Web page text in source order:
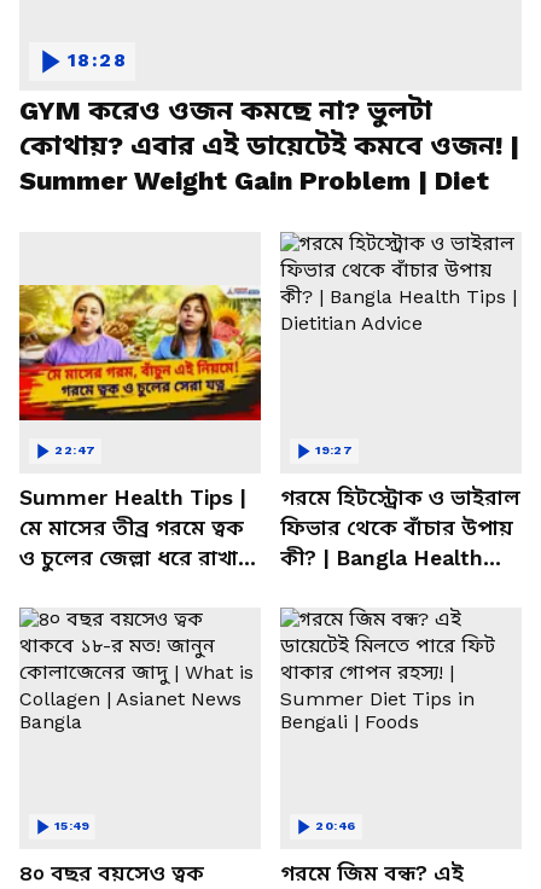
GYM করেও ওজন কমছে না? ভুলটা
কোথায়? এবার এই ডায়েটেই কমবে ওজন! |
Summer Weight Gain Problem | Diet
18:28
Summer Health Tips |
মে মাসের তীব্র গরমে ত্বক
ও চুলের জেল্লা ধরে রাখার
22:47
গরমে হিটস্ট্রোক ও ভাইরাল
ফিভার থেকে বাঁচার উপায়
কী? | Bangla Health
19:27
৪০ বছর বয়সেও ত্বক
15:49
গরমে জিম বন্ধ? এই
20:46